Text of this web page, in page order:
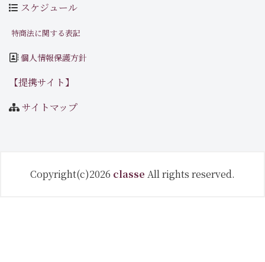
スケジュール
特商法に関する表記
個人情報保護方針
【提携サイト】
サイトマップ
Copyright(c)2026 classe All rights reserved.